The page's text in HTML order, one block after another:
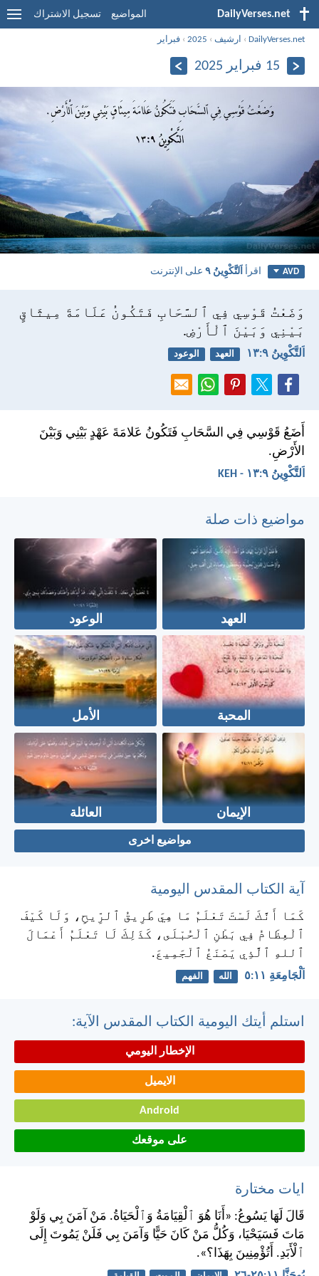
DailyVerses.net المواضيع تسجيل الاشتراك
DailyVerses.net
› ارشيف ›
2025
›فبراير
15 فبراير 2025
AVD اقرأ اَلتَّكْوِينُ ٩ على الإنترنت
وَضَعْتُ قَوْسِي فِي ٱلسَّحَابِ فَتَكُونُ عَلَامَةَ مِيثَاقٍ
بَيْنِي وَبَيْنَ ٱلْأَرْضِ.
اَلتَّكْوِينُ ٩:‏١٣ العهد الوعود
أَضَعُ قَوْسِي فِي السَّحَابِ فَتَكُونُ عَلامَةَ عَهْدٍ بَيْنِي وَبَيْنَ
الأَرْضِ.
اَلتَّكْوِينُ ٩:‏١٣ - KEH
مواضيع ذات صلة
العهد الوعود
المحبة الأمل
الإيمان العائلة
مواضيع اخرى
آية الكتاب المقدس اليومية
كَمَا أَنَّكَ لَسْتَ تَعْلَمُ مَا هِيَ طَرِيقُ ٱلرِّيحِ، وَلَا كَيْفَ
ٱلْعِظَامُ فِي بَطْنِ ٱلْحُبْلَى، كَذَلِكَ لَا تَعْلَمُ أَعْمَالَ
ٱللهِ ٱلَّذِي يَصْنَعُ ٱلْجَمِيعَ.
اَلْجَامِعَةِ ١١:‏٥ الله الفهم
استلم أيتك اليومية الكتاب المقدس الآية:
الإخطار اليومي
الايميل
Android
على موقعك
ايات مختارة
قَالَ لَهَا يَسُوعُ: «أَنَا هُوَ ٱلْقِيَامَةُ وَٱلْحَيَاةُ. مَنْ آمَنَ بِي وَلَوْ
مَاتَ فَسَيَحْيَا، وَكُلُّ مَنْ كَانَ حَيًّا وَآمَنَ بِي فَلَنْ يَمُوتَ إِلَى
ٱلْأَبَدِ. أَتُؤْمِنِينَ بِهَذَا؟».